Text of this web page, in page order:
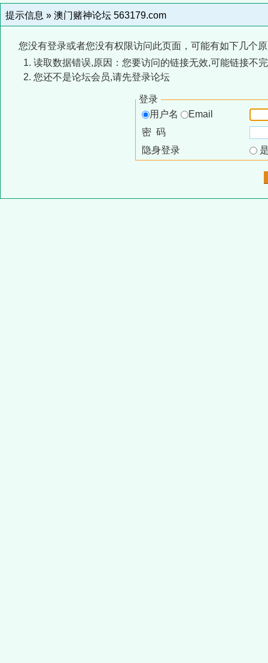
提示信息 » 澳门赌神论坛 563179.com
您没有登录或者您没有权限访问此页面，可能有如下几个
读取数据错误,原因：您要访问的链接无效,可能链接不
您还不是论坛会员,请先登录论坛
登录
用户名
Email
密 码
隐身登录